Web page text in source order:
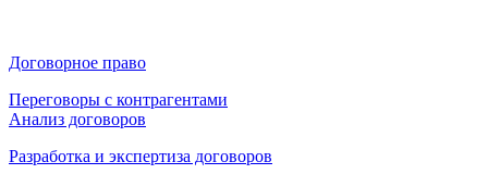
Договорное право
Переговоры с контрагентами
Анализ договоров
Разработка и экспертиза договоров